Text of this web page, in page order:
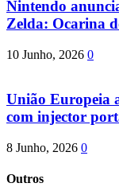
Nintendo
Zelda: Ocarina
10 Junho, 2026 0
União Europeia
com injector
8 Junho, 2026 0
Outros